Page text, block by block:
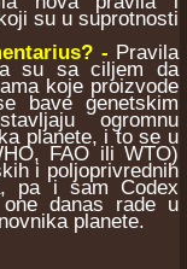
su u suprotnosti
- Pravila
su sa ciljem da
koje proizvode
bave genetskim
ogromnu
planete, i to se u
FAO ili WTO)
i poljoprivrednih
pa i sam Codex
danas rade u
planete.